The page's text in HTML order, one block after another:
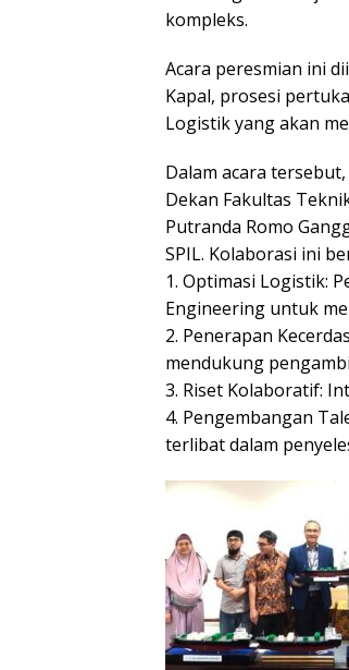
kompleks.
Acara peresmian ini
Kapal, prosesi
Logistik yang akan
Dalam acara
Dekan Fakultas
Putranda Romo
SPIL. Kolaborasi ini
1. Optimasi Logistik:
Engineering untuk
2. Penerapan
mendukung
3. Riset Kolaboratif:
4. Pengembangan
terlibat dalam